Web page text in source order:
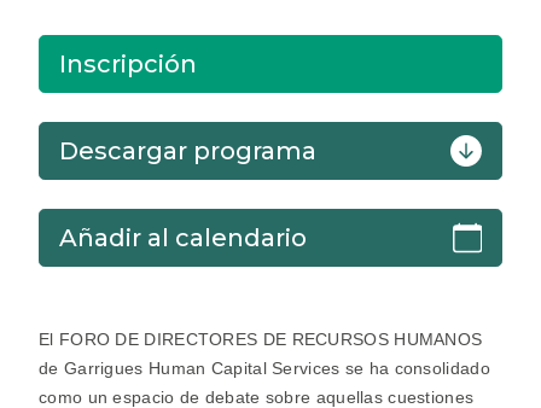
Inscripción
Descargar programa
Añadir al calendario
El FORO DE DIRECTORES DE RECURSOS HUMANOS
de Garrigues Human Capital Services se ha consolidado
como un espacio de debate sobre aquellas cuestiones